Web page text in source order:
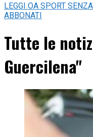
LEGGI OA SPORT
ABBONATI
Tutte le
Guercilena"